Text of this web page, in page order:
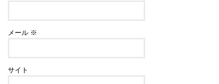
メール ※
サイト